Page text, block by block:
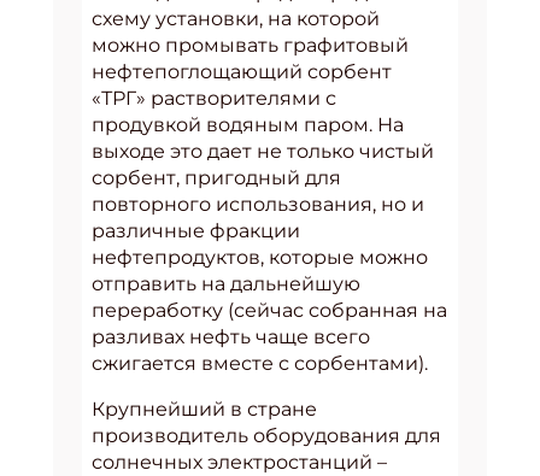
схему установки, на которой
можно промывать графитовый
нефтепоглощающий сорбент
«ТРГ» растворителями с
продувкой водяным паром. На
выходе это дает не только чистый
сорбент, пригодный для
повторного использования, но и
различные фракции
нефтепродуктов, которые можно
отправить на дальнейшую
переработку (сейчас собранная на
разливах нефть чаще всего
сжигается вместе с сорбентами).
Крупнейший в стране
производитель оборудования для
солнечных электростанций –